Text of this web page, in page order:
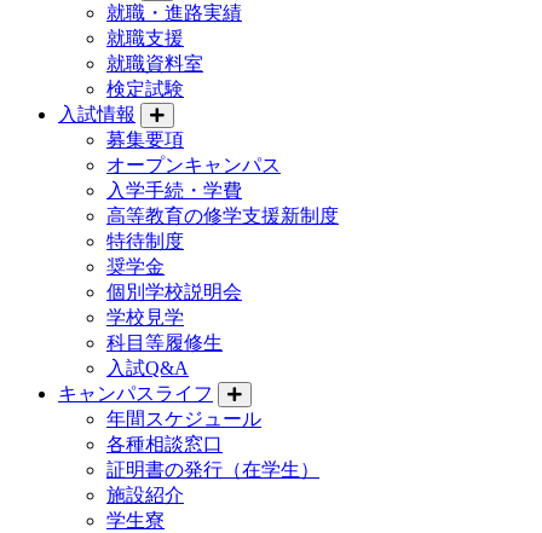
就職・進路実績
就職支援
就職資料室
検定試験
入試情報
募集要項
オープンキャンパス
入学手続・学費
高等教育の修学支援新制度
特待制度
奨学金
個別学校説明会
学校見学
科目等履修生
入試Q&A
キャンパスライフ
年間スケジュール
各種相談窓口
証明書の発行（在学生）
施設紹介
学生寮